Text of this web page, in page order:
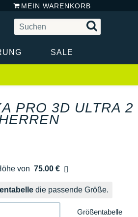
MEIN WARENKORB
SALE
PRO 3D ULTRA 2
von 75.00 €
die passende Größe.
Größentabelle